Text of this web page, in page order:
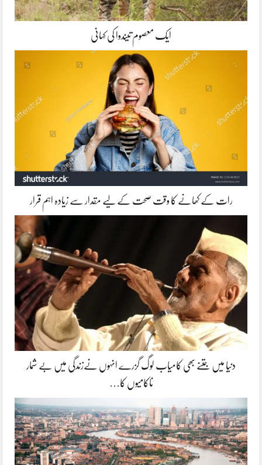
ایک معصوم تیندوا کی کہانی
رات کے کھانے کا وقت صحت کے لیے مقدار سے زیادہ اہم قرار
دنیا میں جتنے بھی کامیاب لوگ گزرے انہوں نےزندگی میں بے شمار
ناکامیوں کا…